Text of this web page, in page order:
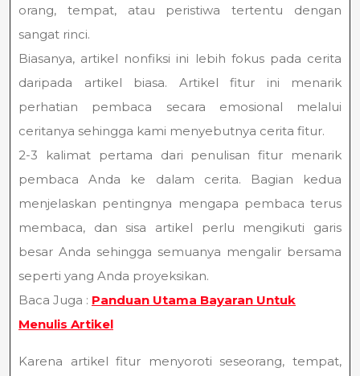
orang, tempat, atau peristiwa tertentu dengan
sangat rinci.
Biasanya, artikel nonfiksi ini lebih fokus pada cerita
daripada artikel biasa. Artikel fitur ini menarik
perhatian pembaca secara emosional melalui
ceritanya sehingga kami menyebutnya cerita fitur.
2-3 kalimat pertama dari penulisan fitur menarik
pembaca Anda ke dalam cerita. Bagian kedua
menjelaskan pentingnya mengapa pembaca terus
membaca, dan sisa artikel perlu mengikuti garis
besar Anda sehingga semuanya mengalir bersama
seperti yang Anda proyeksikan.
Baca Juga : Panduan Utama Bayaran Untuk
Menulis Artikel
Karena artikel fitur menyoroti seseorang, tempat,